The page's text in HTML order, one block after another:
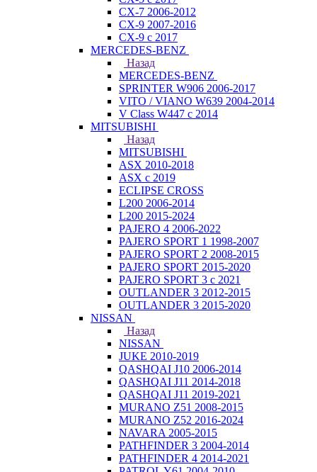
CX-7 2006-2012
CX-9 2007-2016
CX-9 с 2017
MERCEDES-BENZ
Назад
MERCEDES-BENZ
SPRINTER W906 2006-2017
VITO / VIANO W639 2004-2014
V Class W447 с 2014
MITSUBISHI
Назад
MITSUBISHI
ASX 2010-2018
ASX с 2019
ECLIPSE CROSS
L200 2006-2014
L200 2015-2024
PAJERO 4 2006-2022
PAJERO SPORT 1 1998-2007
PAJERO SPORT 2 2008-2015
PAJERO SPORT 2015-2020
PAJERO SPORT 3 с 2021
OUTLANDER 3 2012-2015
OUTLANDER 3 2015-2020
NISSAN
Назад
NISSAN
JUKE 2010-2019
QASHQAI J10 2006-2014
QASHQAI J11 2014-2018
QASHQAI J11 2019-2021
MURANO Z51 2008-2015
MURANO Z52 2016-2024
NAVARA 2005-2015
PATHFINDER 3 2004-2014
PATHFINDER 4 2014-2021